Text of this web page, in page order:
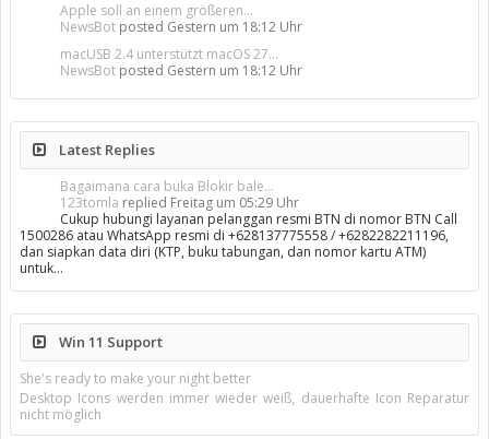
Apple soll an einem größeren...
NewsBot posted Gestern um 18:12 Uhr
macUSB 2.4 unterstützt macOS 27...
NewsBot posted Gestern um 18:12 Uhr
Latest Replies
Bagaimana cara buka Blokir bale...
123tomla replied Freitag um 05:29 Uhr
Cukup hubungi layanan pelanggan resmi BTN di nomor BTN Call
1500286 atau WhatsApp resmi di +628137775558 / +6282282211196,
dan siapkan data diri (KTP, buku tabungan, dan nomor kartu ATM)
untuk…
Win 11 Support
She's ready to make your night better
Desktop Icons werden immer wieder weiß, dauerhafte Icon Reparatur
nicht möglich